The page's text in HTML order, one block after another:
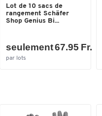
Lot de 10 sacs de
rangement Schäfer
Shop Genius Bi...
seulement 67.95 Fr.
par lots